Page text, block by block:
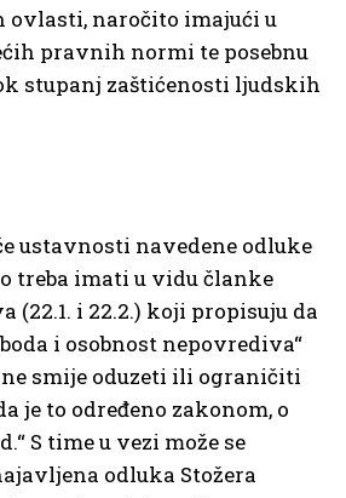
ovlasti, naročito imajući u
pravnih normi te posebnu
stupanj zaštićenosti ljudskih
ustavnosti navedene odluke
treba imati u vidu članke
(22.1. i 22.2.) koji propisuju da
i osobnost nepovrediva“
ne smije oduzeti ili ograničiti
je to određeno zakonom, o
S time u vezi može se
odluka Stožera